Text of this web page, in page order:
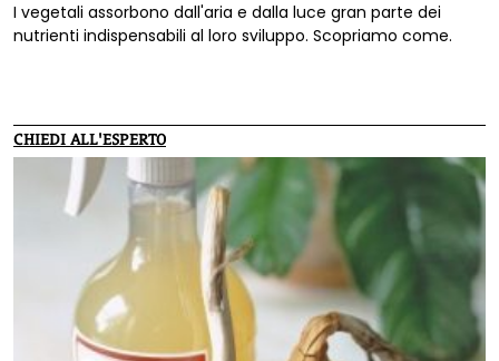
I vegetali assorbono dall'aria e dalla luce gran parte dei
nutrienti indispensabili al loro sviluppo. Scopriamo come.
CHIEDI ALL'ESPERTO